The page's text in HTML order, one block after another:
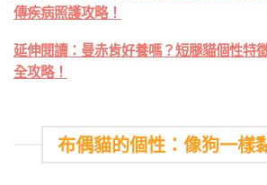
傳疾病照護攻略！
延伸閱讀：曼赤肯好養嗎？短腿貓個性特
全攻略！
布偶貓的個性：像狗一樣